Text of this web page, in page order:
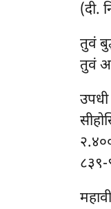
(दी.
तुवं
तुवं